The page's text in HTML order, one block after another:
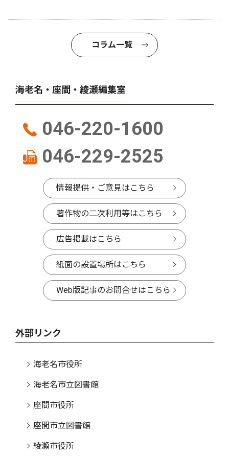
コラム一覧
海老名・座間・綾瀬編集室
046-220-1600
046-229-2525
情報提供・ご意見はこちら
著作物の二次利用等はこちら
広告掲載はこちら
紙面の設置場所はこちら
Web版記事のお問合せはこちら
外部リンク
海老名市役所
海老名市立図書館
座間市役所
座間市立図書館
綾瀬市役所